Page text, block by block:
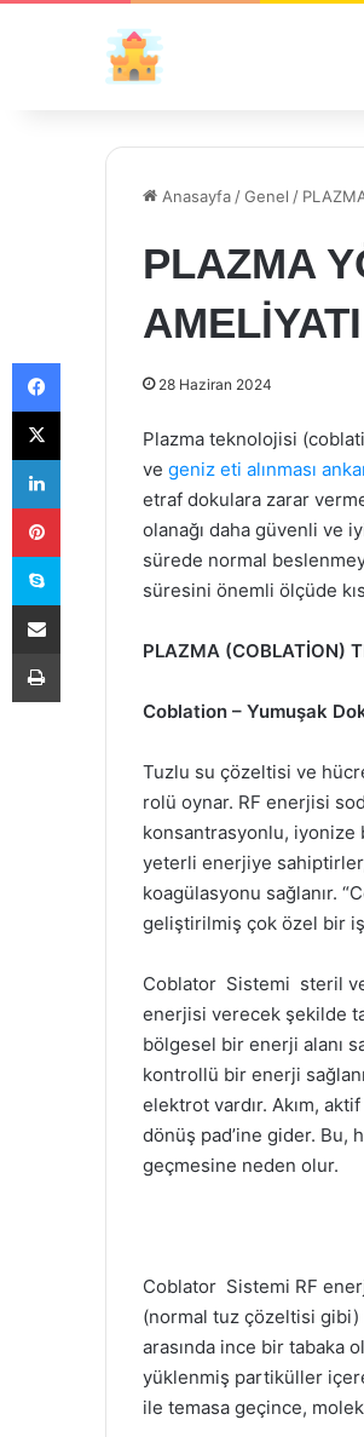
Anasayfa /Genel /
PLAZMA
AMELİYATI
28 Haziran 2024
Plazma teknolojisi
ve geniz eti alınması
etraf dokulara zarar verme
olanağı daha güvenli ve
sürede normal
süresini önemli ölçüde
PLAZMA (COBLATİON)
Coblation – Yumuşak
Tuzlu su çözeltisi ve
rolü oynar. RF enerjisi
konsantrasyonlu, iyonize
yeterli enerjiye
koagülasyonu sağlanır.
geliştirilmiş çok özel bir
Coblator Sistemi steril ve
enerjisi verecek şekilde
bölgesel bir enerji alanı
kontrollü bir enerji
elektrot vardır. Akım,
dönüş pad’ine gider. Bu,
geçmesine neden olur.
Coblator Sistemi RF
(normal tuz çözeltisi gibi)
arasında ince bir tabaka
yüklenmiş partiküller
ile temasa geçince,
Facebook
X
LinkedIn
Pinterest
Skype
E-Posta ile paylaş